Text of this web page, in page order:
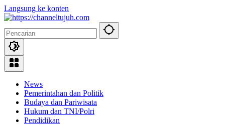
Langsung ke konten
News
Pemerintahan dan Politik
Budaya dan Pariwisata
Hukum dan TNI/Polri
Pendidikan